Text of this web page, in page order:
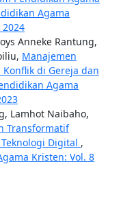
Agama
Anneke Rantung,
Manajemen
di Gereja dan
Agama
Lamhot Naibaho,
Transformatif
Digital ,
Kristen: Vol. 8